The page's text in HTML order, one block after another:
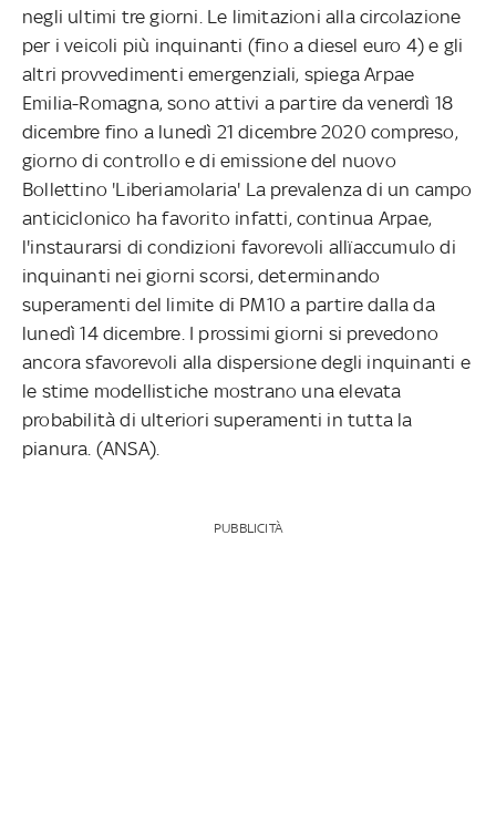
negli ultimi tre giorni. Le limitazioni alla circolazione
per i veicoli più inquinanti (fino a diesel euro 4) e gli
altri provvedimenti emergenziali, spiega Arpae
Emilia-Romagna, sono attivi a partire da venerdì 18
dicembre fino a lunedì 21 dicembre 2020 compreso,
giorno di controllo e di emissione del nuovo
Bollettino 'Liberiamolaria' La prevalenza di un campo
anticiclonico ha favorito infatti, continua Arpae,
l'instaurarsi di condizioni favorevoli allïaccumulo di
inquinanti nei giorni scorsi, determinando
superamenti del limite di PM10 a partire dalla da
lunedì 14 dicembre. I prossimi giorni si prevedono
ancora sfavorevoli alla dispersione degli inquinanti e
le stime modellistiche mostrano una elevata
probabilità di ulteriori superamenti in tutta la
pianura. (ANSA).
PUBBLICITÀ